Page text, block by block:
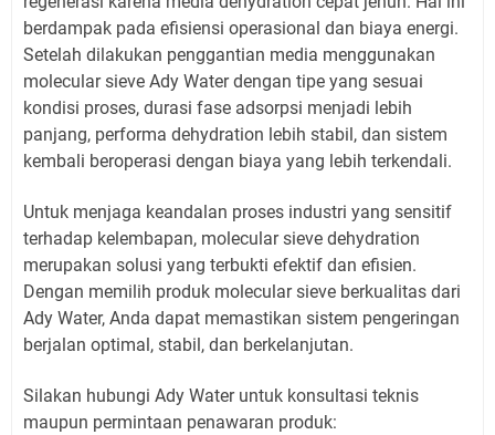
berdampak pada efisiensi operasional dan biaya energi.
Setelah dilakukan penggantian media menggunakan
molecular sieve Ady Water dengan tipe yang sesuai
kondisi proses, durasi fase adsorpsi menjadi lebih
panjang, performa dehydration lebih stabil, dan sistem
kembali beroperasi dengan biaya yang lebih terkendali.
Untuk menjaga keandalan proses industri yang sensitif
terhadap kelembapan, molecular sieve dehydration
merupakan solusi yang terbukti efektif dan efisien.
Dengan memilih produk molecular sieve berkualitas dari
Ady Water, Anda dapat memastikan sistem pengeringan
berjalan optimal, stabil, dan berkelanjutan.
Silakan hubungi Ady Water untuk konsultasi teknis
maupun permintaan penawaran produk: